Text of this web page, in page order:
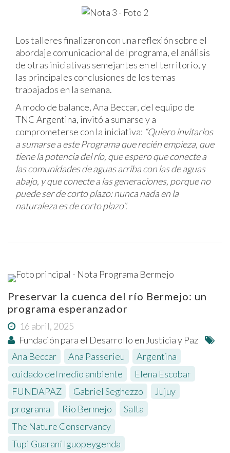
Los talleres finalizaron con una reflexión sobre el
abordaje comunicacional del programa, el análisis
de otras iniciativas semejantes en el territorio, y
las principales conclusiones de los temas
trabajados en la semana.
A modo de balance, Ana Beccar, del equipo de
TNC Argentina, invitó a sumarse y a
comprometerse con la iniciativa: “Quiero invitarlos
a sumarse a este Programa que recién empieza, que
tiene la potencia del río, que espero que conecte a
las comunidades de aguas arriba con las de aguas
abajo, y que conecte a las generaciones, porque no
puede ser de corto plazo: nunca nada en la
naturaleza es de corto plazo”.
Preservar la cuenca del río Bermejo: un
programa esperanzador
16 abril, 2025
Fundación para el Desarrollo en Justicia y Paz
Ana Beccar
Ana Passerieu Argentina
cuidado del medio ambiente
Elena Escobar
FUNDAPAZ
Gabriel Seghezzo Jujuy
programa
Rio Bermejo Salta
The Nature Conservancy
Tupi Guaraní Iguopeygenda